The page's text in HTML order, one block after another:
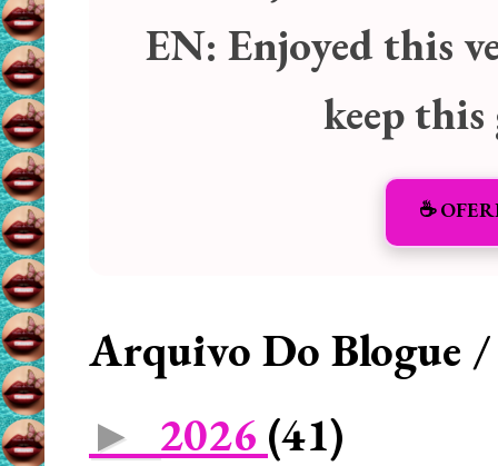
EN: Enjoyed this
keep
☕️
Arquivo Do Blogue
► 2026 (41)